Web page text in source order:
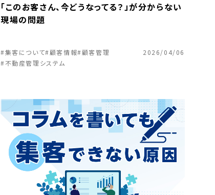
「このお客さん、今どうなってる？」が分からない
現場の問題
#集客について#顧客情報#顧客管理
#不動産管理システム
2026/04/06